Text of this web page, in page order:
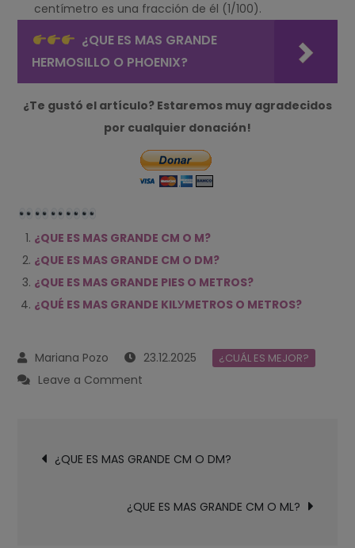
centímetro es una fracción de él (1/100).
¿QUE ES MAS GRANDE
HERMOSILLO O PHOENIX?
¿Te gustó el artículo? Estaremos muy agradecidos
por cualquier donación!
¿QUE ES MAS GRANDE CM O M?
¿QUE ES MAS GRANDE CM O DM?
¿QUE ES MAS GRANDE PIES O METROS?
¿QUÉ ES MAS GRANDE KILУMETROS O METROS?
23.12.2025 ¿CUÁL ES MEJOR?
Leave a Comment
GRANDE
O
de¿QUE ES MAS GRANDE CM O DM?
¿QUE ES MAS GRANDE CM O ML?